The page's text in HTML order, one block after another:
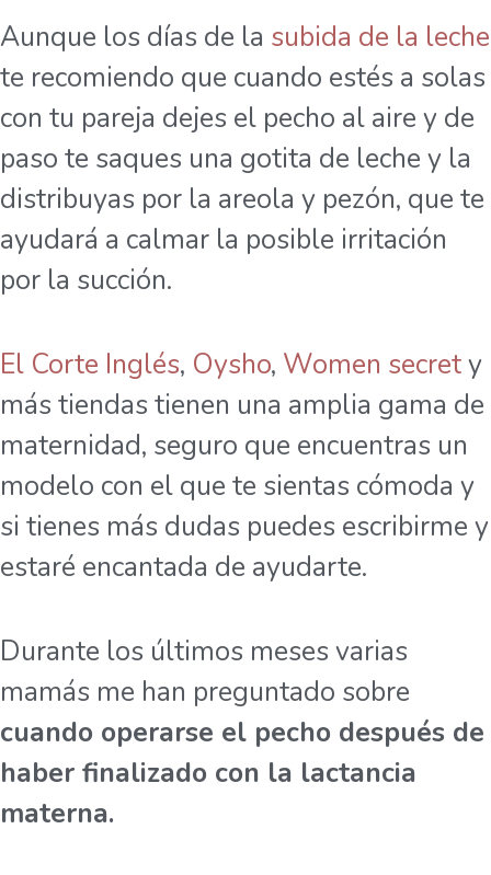
Aunque los días de la subida de la leche
te recomiendo que cuando estés a solas
con tu pareja dejes el pecho al aire y de
paso te saques una gotita de leche y la
distribuyas por la areola y pezón, que te
ayudará a calmar la posible irritación
por la succión.
El Corte Inglés, Oysho, Women secrety
más tiendas tienen una amplia gama de
maternidad, seguro que encuentras un
modelo con el que te sientas cómoda y
si tienes más dudas puedes escribirme y
estaré encantada de ayudarte.
Durante los últimos meses varias
mamás me han preguntado sobre
cuando operarse el pecho después de
haber finalizado con la lactancia
materna.